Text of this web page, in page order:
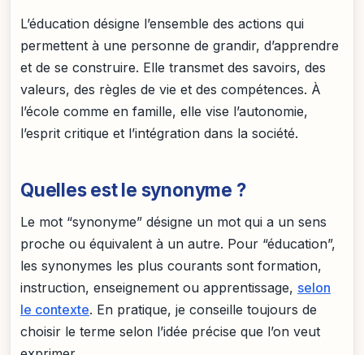
L’éducation désigne l’ensemble des actions qui
permettent à une personne de grandir, d’apprendre
et de se construire. Elle transmet des savoirs, des
valeurs, des règles de vie et des compétences. À
l’école comme en famille, elle vise l’autonomie,
l’esprit critique et l’intégration dans la société.
Quelles est le synonyme ?
Le mot “synonyme” désigne un mot qui a un sens
proche ou équivalent à un autre. Pour “éducation”,
les synonymes les plus courants sont formation,
instruction, enseignement ou apprentissage, selon
le contexte. En pratique, je conseille toujours de
choisir le terme selon l’idée précise que l’on veut